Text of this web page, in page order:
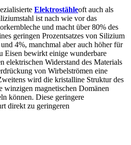
Elektrostähleoft auch als
ist nach wie vor das
und macht über 80% des
geringen Prozentsatzes von Silizium
4%, manchmal aber auch höher für
Eisen bewirkt einige wunderbare
elektrischen Widerstand des Materials
von Wirbelströmen eine
wird die kristalline Struktur des
winzigen magnetischen Domänen
können. Diese geringere
direkt zu geringeren